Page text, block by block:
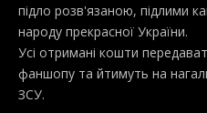
підло розв'язаною, підлими
народу прекрасної України.
Усі отримані кошти
фаншопу та йтимуть на
ЗСУ.